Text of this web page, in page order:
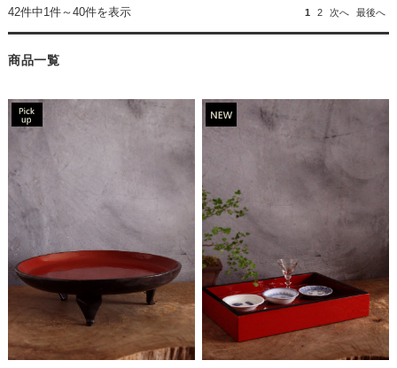
42件中1件～40件を表示 1 2 次へ 最後へ
商品一覧